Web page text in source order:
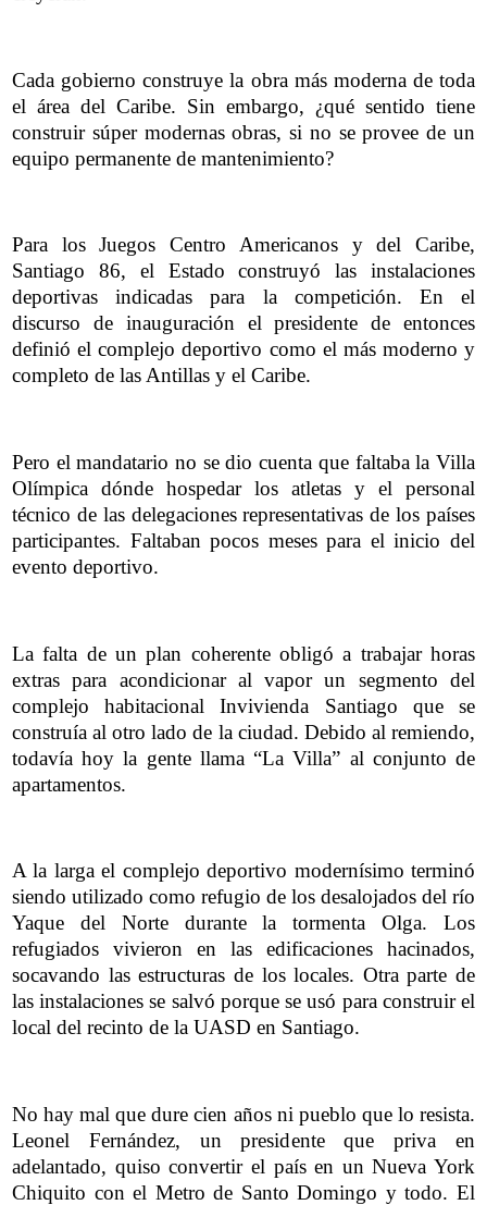
Cada gobierno construye la obra más moderna de toda
el área del Caribe. Sin embargo, ¿qué sentido tiene
construir súper modernas obras, si no se provee de un
equipo permanente de mantenimiento?
Para los Juegos Centro Americanos y del Caribe,
Santiago 86, el Estado construyó las instalaciones
deportivas indicadas para la competición. En el
discurso de inauguración el presidente de entonces
definió el complejo deportivo como el más moderno y
completo de las Antillas y el Caribe.
Pero el mandatario no se dio cuenta que faltaba la Villa
Olímpica dónde hospedar los atletas y el personal
técnico de las delegaciones representativas de los países
participantes. Faltaban pocos meses para el inicio del
evento deportivo.
La falta de un plan coherente obligó a trabajar horas
extras para acondicionar al vapor un segmento del
complejo habitacional Invivienda Santiago que se
construía al otro lado de la ciudad. Debido al remiendo,
todavía hoy la gente llama “La Villa” al conjunto de
apartamentos.
A la larga el complejo deportivo modernísimo terminó
siendo utilizado como refugio de los desalojados del río
Yaque del Norte durante la tormenta Olga. Los
refugiados vivieron en las edificaciones hacinados,
socavando las estructuras de los locales. Otra parte de
las instalaciones se salvó porque se usó para construir el
local del recinto de la UASD en Santiago.
No hay mal que dure cien años ni pueblo que lo resista.
Leonel Fernández, un presidente que priva en
adelantado, quiso convertir el país en un Nueva York
Chiquito con el Metro de Santo Domingo y todo. El